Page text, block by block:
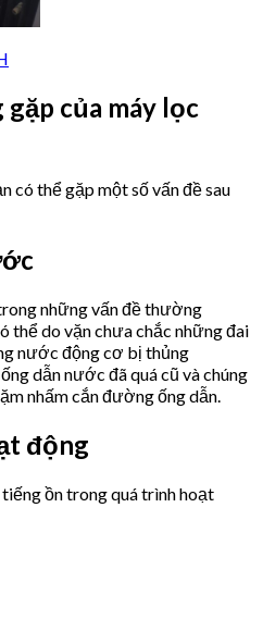
của máy lọc
có thể gặp một số vấn đề sau
những vấn đề thường
thể do vặn chưa chắc những đai
nước động cơ bị thủng
dẫn nước đã quá cũ và chúng
nhấm cắn đường ống dẫn.
động
ồn trong quá trình hoạt